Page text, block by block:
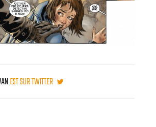
EST SUR TWITTER